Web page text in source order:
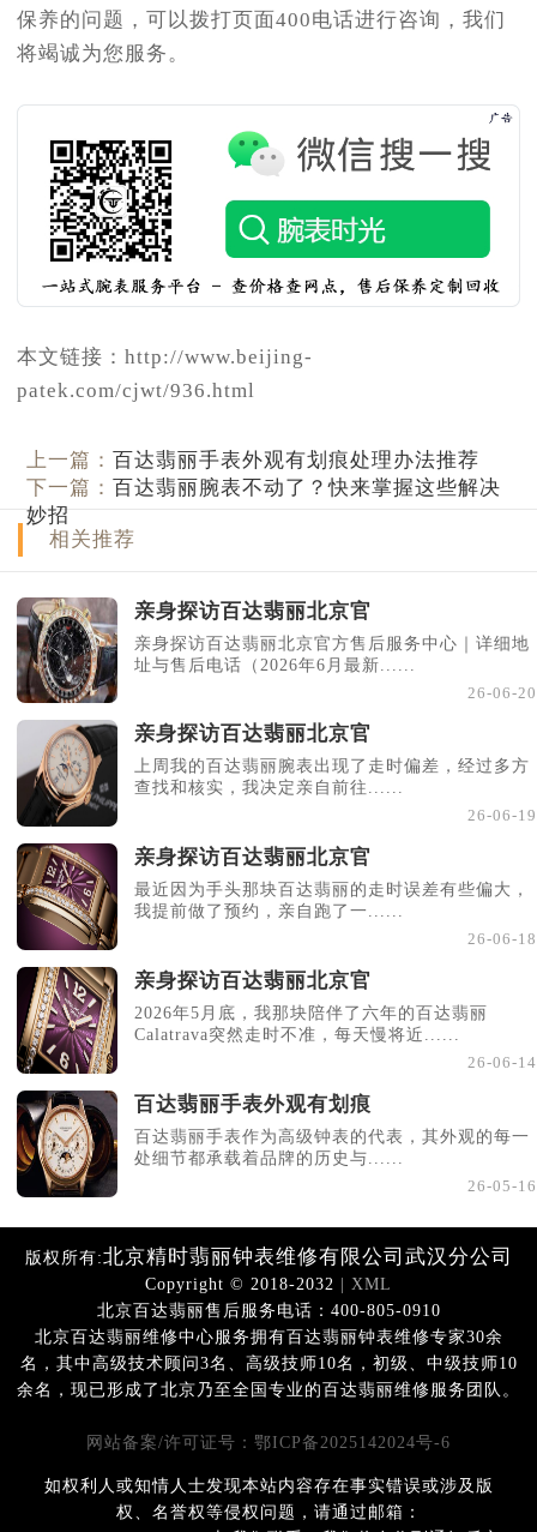
保养的问题，可以拨打页面400电话进行咨询，我们
将竭诚为您服务。
本文链接：http://www.beijing-
patek.com/cjwt/936.html
上一篇：百达翡丽手表外观有划痕处理办法推荐
下一篇：百达翡丽腕表不动了？快来掌握这些解决
妙招
相关推荐
亲身探访百达翡丽北京官
亲身探访百达翡丽北京官方售后服务中心｜详细地
址与售后电话（2026年6月最新......
26-06-20
亲身探访百达翡丽北京官
上周我的百达翡丽腕表出现了走时偏差，经过多方
查找和核实，我决定亲自前往......
26-06-19
亲身探访百达翡丽北京官
最近因为手头那块百达翡丽的走时误差有些偏大，
我提前做了预约，亲自跑了一......
26-06-18
亲身探访百达翡丽北京官
2026年5月底，我那块陪伴了六年的百达翡丽
Calatrava突然走时不准，每天慢将近......
26-06-14
百达翡丽手表外观有划痕
百达翡丽手表作为高级钟表的代表，其外观的每一
处细节都承载着品牌的历史与......
26-05-16
版权所有:北京精时翡丽钟表维修有限公司武汉分公司
Copyright © 2018-2032 | XML
北京百达翡丽售后服务电话：400-805-0910
北京百达翡丽维修中心服务拥有百达翡丽钟表维修专家30余
名，其中高级技术顾问3名、高级技师10名，初级、中级技师10
余名，现已形成了北京乃至全国专业的百达翡丽维修服务团队。
网站备案/许可证号：鄂ICP备2025142024号-6
如权利人或知情人士发现本站内容存在事实错误或涉及版
权、名誉权等侵权问题，请通过邮箱：